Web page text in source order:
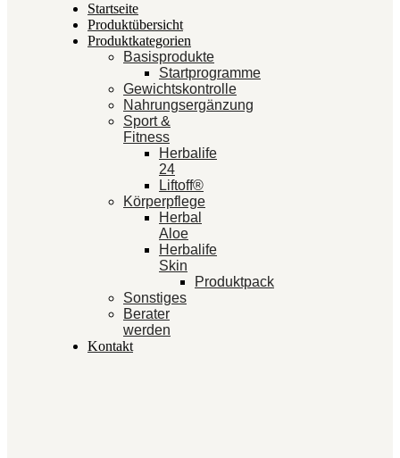
Startseite
Produktübersicht
Produktkategorien
Basisprodukte
Startprogramme
Gewichtskontrolle
Nahrungsergänzung
Sport &
Fitness
Herbalife
24
Liftoff®
Körperpflege
Herbal
Aloe
Herbalife
Skin
Produktpack
Sonstiges
Berater
werden
Kontakt